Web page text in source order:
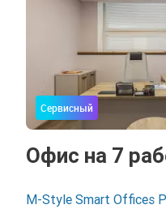
Сервисный
Офис на 7
M-Style Smart Offices